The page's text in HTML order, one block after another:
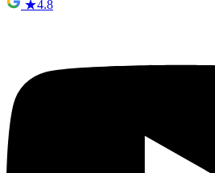
★4.8